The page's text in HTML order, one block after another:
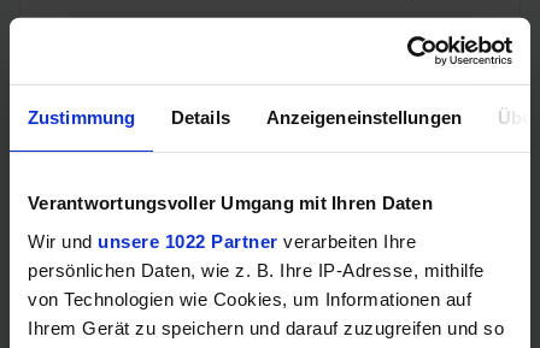
Zustimmung Details Anzeigeneinstellungen
Verantwortungsvoller Umgang mit Ihren Daten
Wir und unsere 1022 Partner verarbeiten Ihre
persönlichen Daten, wie z. B. Ihre IP-Adresse, mithilfe
von Technologien wie Cookies, um Informationen auf
Ihrem Gerät zu speichern und darauf zuzugreifen und so
Videoanschlüsse
1x HDMI
2.1b
3x